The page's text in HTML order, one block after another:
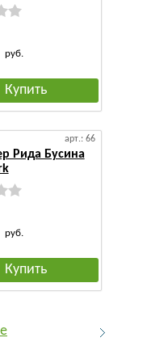
руб.
Купить
арт.: 66
Рида Бусина
руб.
Купить